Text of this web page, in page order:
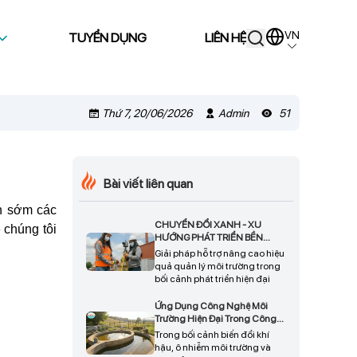
TUYỂN DỤNG LIÊN HỆ VN
Thứ 7, 20/06/2026 Admin 51
sớm các
tôi
Bài viết liên quan
CHUYỂN ĐỔI XANH - XU
HƯỚNG PHÁT TRIỂN BỀN
VỮNG CHO DOANH NGHIỆP
Giải pháp hỗ trợ nâng cao hiệu
quả quản lý môi trường trong
bối cảnh phát triển hiện đại
Ứng Dụng Công Nghệ Môi
Trường Hiện Đại Trong Công
Tác Bảo Vệ Tài Nguyên Và Phát
Triển Bền Vững
Trong bối cảnh biến đổi khí
hậu, ô nhiễm môi trường và